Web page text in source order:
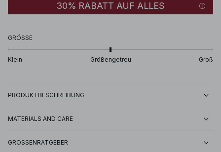
30% RABATT AUF ALLES
GRÖSSE
Klein Größengetreu Groß
PRODUKTBESCHREIBUNG
MATERIALS AND CARE
GRÖSSENRATGEBER